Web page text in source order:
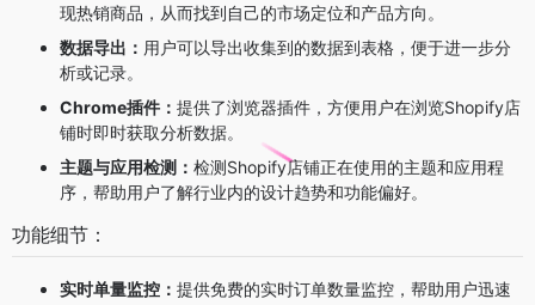
现热销商品，从而找到自己的市场定位和产品方向。
数据导出： 用户可以导出收集到的数据到表格，便于进一步分
析或记录。
Chrome插件： 提供了浏览器插件，方便用户在浏览Shopify店
铺时即时获取分析数据。
主题与应用检测： 检测Shopify店铺正在使用的主题和应用程
序，帮助用户了解行业内的设计趋势和功能偏好。
功能细节：
实时单量监控： 提供免费的实时订单数量监控，帮助用户迅速